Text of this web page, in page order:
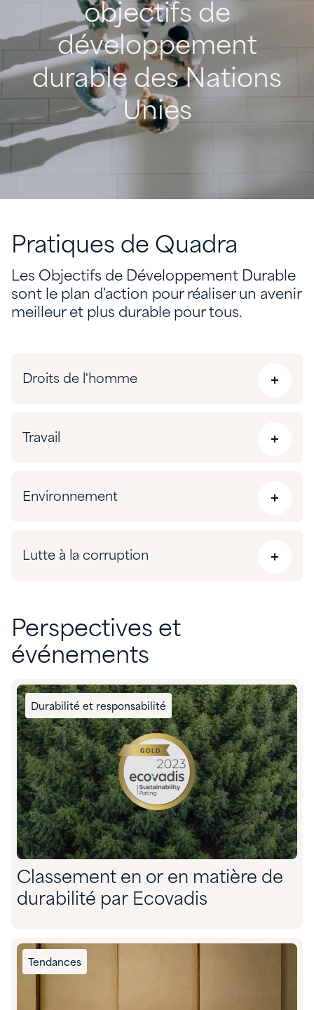
objectifs de
développement
durable des Nations
Unies
Pratiques de Quadra
Les Objectifs de Développement Durable
sont le plan d'action pour réaliser un avenir
meilleur et plus durable pour tous.
Droits de l'homme
Travail
Environnement
Lutte à la corruption
Perspectives et
événements
Durabilité et responsabilité
Classement en or en matière de
durabilité par Ecovadis
Tendances